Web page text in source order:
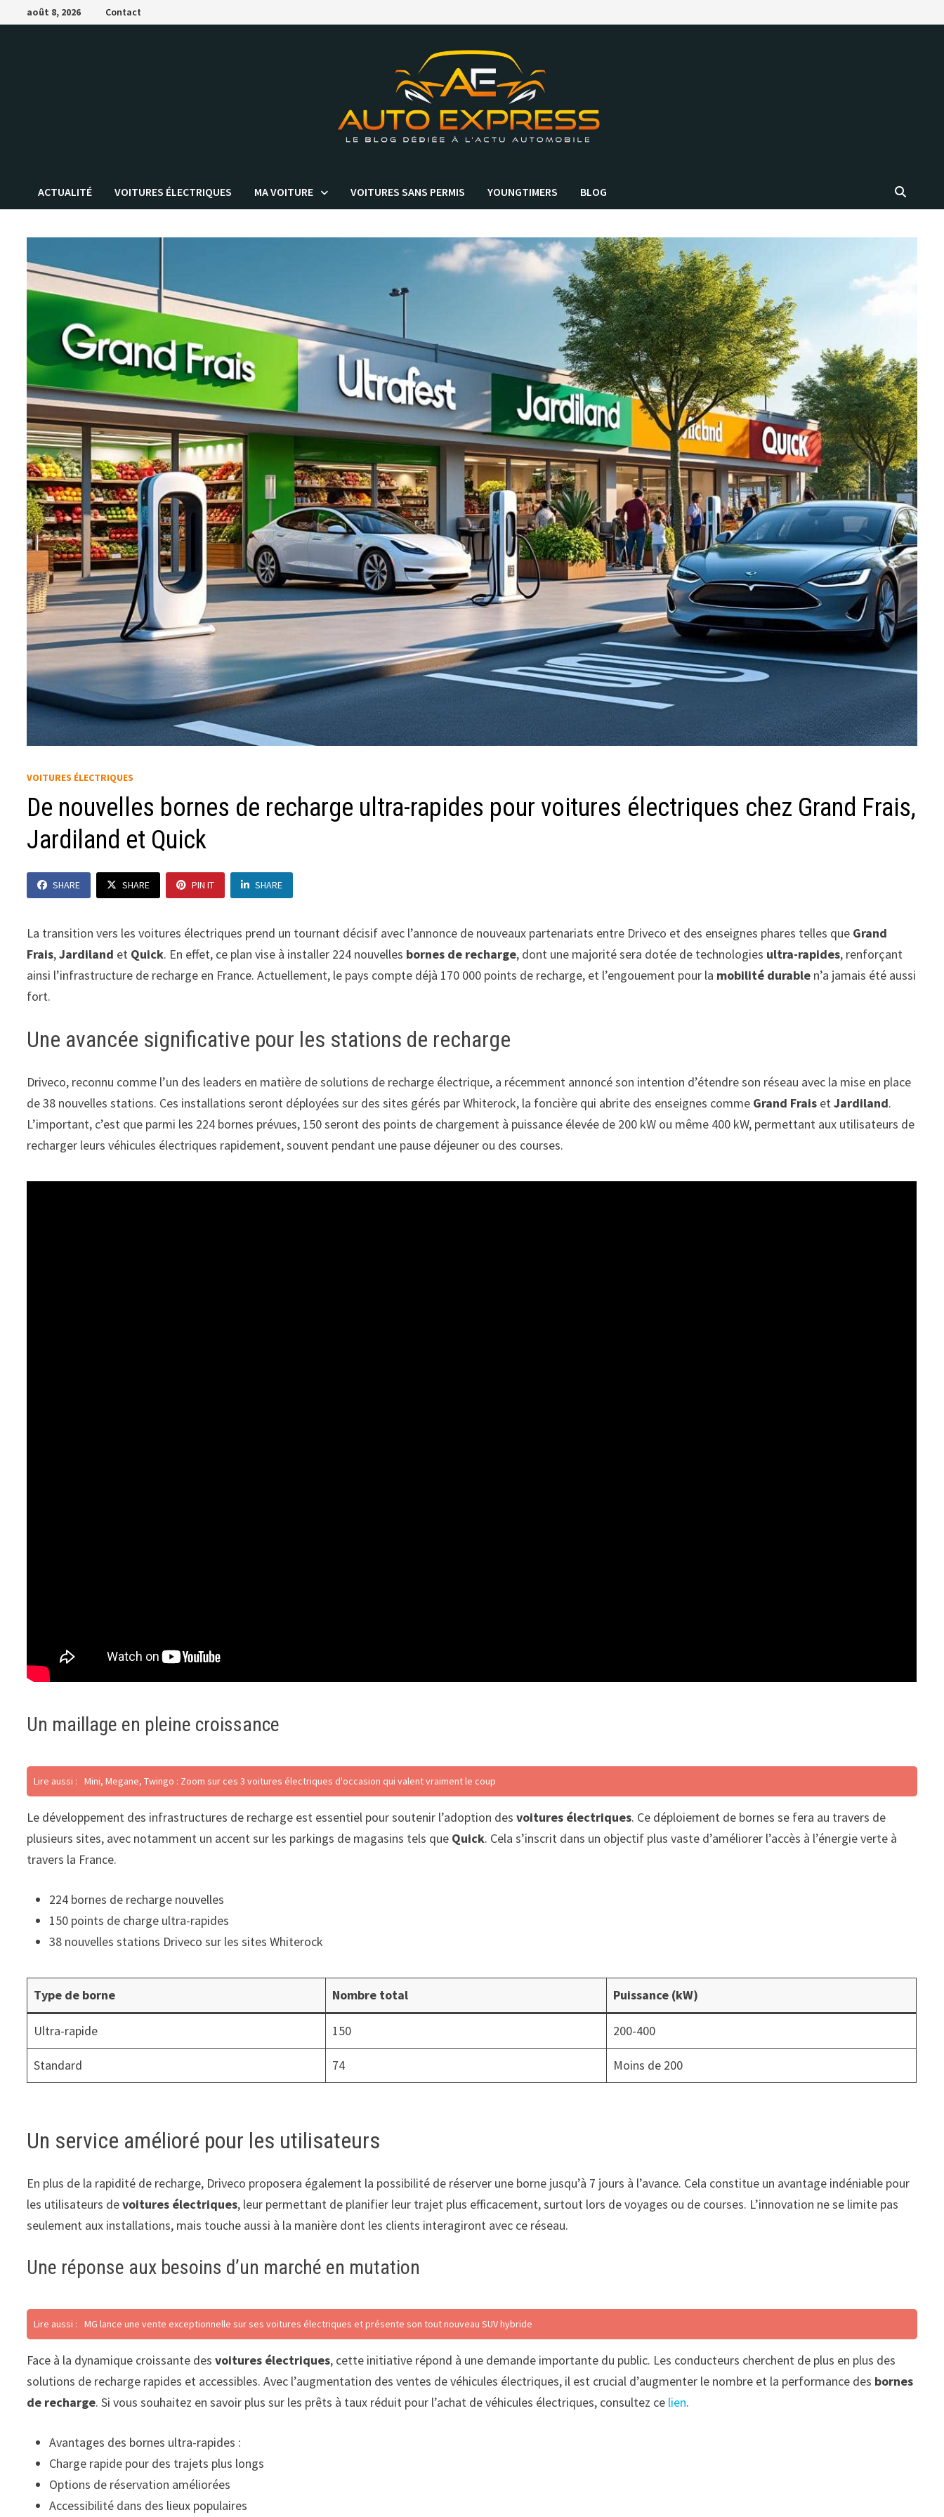
Passer
au
août 8, 2026 Contact
ACTUALITÉ VOITURES ÉLECTRIQUES MA VOITURE VOITURES SANS PERMIS YOUNGTIMERS BLOG
VOITURES ÉLECTRIQUES
De nouvelles bornes de recharge ultra-rapides pour voitures électriques chez Grand Frais,
Jardiland et Quick
SHARE SHARE PIN IT SHARE
La transition vers les voitures électriques prend un tournant décisif avec l’annonce de nouveaux partenariats entre Driveco et des enseignes phares telles que Grand
Frais,Jardiland et Quick. En effet, ce plan vise à installer 224 nouvelles bornes de recharge, dont une majorité sera dotée de technologies ultra-rapides, renforçant
ainsi l’infrastructure de recharge en France. Actuellement, le pays compte déjà 170 000 points de recharge, et l’engouement pour la mobilité durable n’a jamais été aussi
fort.
Une avancée significative pour les stations de recharge
Driveco, reconnu comme l’un des leaders en matière de solutions de recharge électrique, a récemment annoncé son intention d’étendre son réseau avec la mise en place
de 38 nouvelles stations. Ces installations seront déployées sur des sites gérés par Whiterock, la foncière qui abrite des enseignes comme Grand Frais etJardiland.
L’important, c’est que parmi les 224 bornes prévues, 150 seront des points de chargement à puissance élevée de 200 kW ou même 400 kW, permettant aux utilisateurs de
recharger leurs véhicules électriques rapidement, souvent pendant une pause déjeuner ou des courses.
Un maillage en pleine croissance
Lire aussi : Mini, Megane, Twingo : Zoom sur ces 3 voitures électriques d'occasion qui valent vraiment le coup
Le développement des infrastructures de recharge est essentiel pour soutenir l’adoption desvoitures électriques. Ce déploiement de bornes se fera au travers de
plusieurs sites, avec notamment un accent sur les parkings de magasins tels que Quick. Cela s’inscrit dans un objectif plus vaste d’améliorer l’accès à l’énergie verte à
travers la France.
224 bornes de recharge nouvelles
150 points de charge ultra-rapides
38 nouvelles stations Driveco sur les sites Whiterock
Type de borne Nombre total Puissance (kW)
Ultra-rapide 150 200-400
Standard 74 Moins de 200
Un service amélioré pour les utilisateurs
En plus de la rapidité de recharge, Driveco proposera également la possibilité de réserver une borne jusqu’à 7 jours à l’avance. Cela constitue un avantage indéniable pour
les utilisateurs devoitures électriques, leur permettant de planifier leur trajet plus efficacement, surtout lors de voyages ou de courses. L’innovation ne se limite pas
seulement aux installations, mais touche aussi à la manière dont les clients interagiront avec ce réseau.
Une réponse aux besoins d’un marché en mutation
Lire aussi : MG lance une vente exceptionnelle sur ses voitures électriques et présente son tout nouveau SUV hybride
Face à la dynamique croissante desvoitures électriques, cette initiative répond à une demande importante du public. Les conducteurs cherchent de plus en plus des
solutions de recharge rapides et accessibles. Avec l’augmentation des ventes de véhicules électriques, il est crucial d’augmenter le nombre et la performance des bornes
de recharge. Si vous souhaitez en savoir plus sur les prêts à taux réduit pour l’achat de véhicules électriques, consultez ce lien.
Avantages des bornes ultra-rapides :
Charge rapide pour des trajets plus longs
Options de réservation améliorées
Accessibilité dans des lieux populaires